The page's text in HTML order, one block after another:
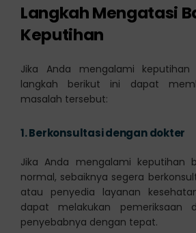
Langkah Mengatasi
Keputihan
Jika Anda mengalami keputihan
langkah berikut ini dapat
masalah tersebut:
1.Berkonsultasi dengan dokter
Jika Anda mengalami keputihan
normal, sebaiknya segera
atau penyedia layanan
dapat melakukan pemeriksaan
penyebabnya dengan tepat.